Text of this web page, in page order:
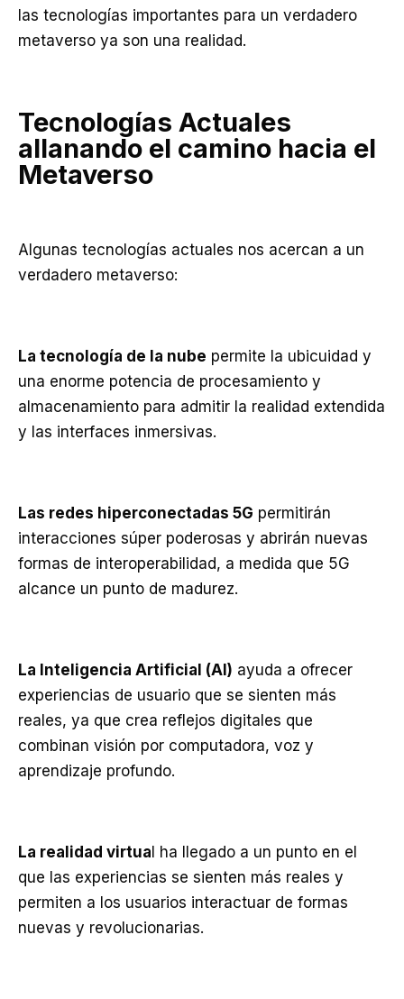
las tecnologías importantes para un verdadero
metaverso ya son una realidad.
Tecnologías Actuales
allanando el camino hacia el
Metaverso
Algunas tecnologías actuales nos acercan a un
verdadero metaverso:
La tecnología de la nube permite la ubicuidad y
una enorme potencia de procesamiento y
almacenamiento para admitir la realidad extendida
y las interfaces inmersivas.
Las redes hiperconectadas 5G permitirán
interacciones súper poderosas y abrirán nuevas
formas de interoperabilidad, a medida que 5G
alcance un punto de madurez.
La Inteligencia Artificial (AI) ayuda a ofrecer
experiencias de usuario que se sienten más
reales, ya que crea reflejos digitales que
combinan visión por computadora, voz y
aprendizaje profundo.
La realidad virtua l ha llegado a un punto en el
que las experiencias se sienten más reales y
permiten a los usuarios interactuar de formas
nuevas y revolucionarias.